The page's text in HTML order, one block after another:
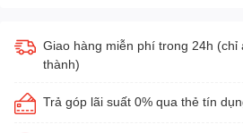
Giao hàng miễn phí trong 24h (chỉ
thành)
Trả góp lãi suất 0% qua thẻ tín